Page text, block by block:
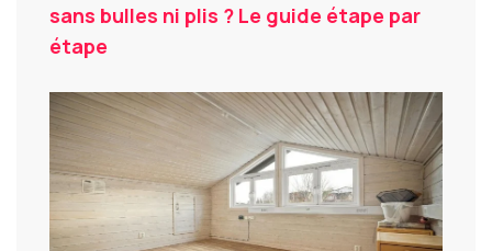
sans bulles ni plis ? Le guide étape par
étape